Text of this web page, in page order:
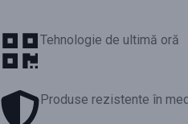
Tehnologie de ultimă oră
Produse rezistente în